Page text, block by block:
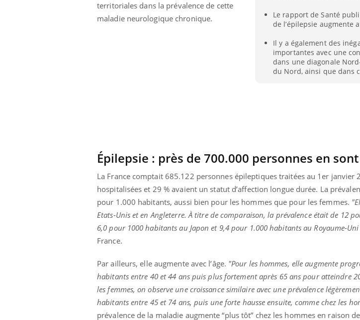
Le rapport de Santé
de l’épilepsie augmente
Il y a également des
importantes avec une
dans une diagonale
du Nord, ainsi que dans
territoriales dans la prévalence de cette
maladie neurologique chronique.
Épilepsie : près de 700.000 personnes en
La France comptait 685.122 personnes épileptiques traitées au 1er janvier
hospitalisées et 29 % avaient un statut d’affection longue durée. La
pour 1.000 habitants, aussi bien pour les hommes que pour les femmes.
Etats-Unis et en Angleterre. À titre de comparaison, la prévalence était de 12
6,0 pour 1000 habitants au Japon et 9,4 pour 1.000 habitants au Royaume-
France.
Par ailleurs, elle augmente avec l’âge. "Pour les hommes, elle augmente
habitants entre 40 et 44 ans puis plus fortement après 65 ans pour atteindre
les femmes, on observe une croissance similaire avec une prévalence
habitants entre 45 et 74 ans, puis une forte hausse ensuite, comme chez les
prévalence de la maladie augmente “plus tôt” chez les hommes en raison